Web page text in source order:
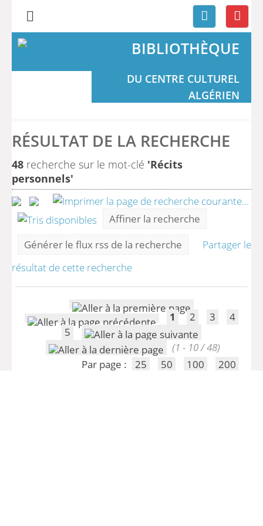
BIBLIOTHÈQUE
DU CENTRE CULTUREL
ALGÉRIEN
RÉSULTAT DE LA RECHERCHE
48 recherche sur le mot-clé 'Récits
personnels'
Affiner la recherche
Générer le flux rss de la recherche
Partager le
résultat de cette recherche
1 2 3
4
5
(1 - 10 / 48)
Par page :
25 50 100 200